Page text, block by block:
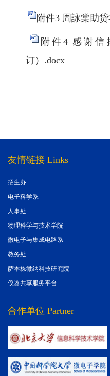
附件3 周詠棠助
附件4 感谢信
订）.docx
友情链接 Links
招生办
电子科学系
人事处
物理科学与技术学院
微电子与集成电路系
教务处
萨本栋微纳科技研究院
仪器共享服务平台
合作单位 Partner